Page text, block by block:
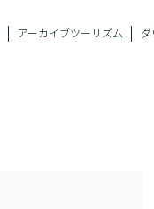
アーカイブツーリズム